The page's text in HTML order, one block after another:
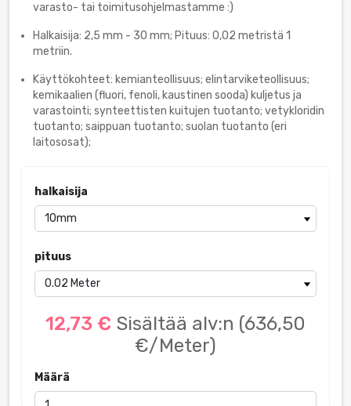
varasto- tai toimitusohjelmastamme :)
Halkaisija: 2,5 mm - 30 mm; Pituus: 0,02 metristä 1
metriin.
Käyttökohteet: kemianteollisuus; elintarviketeollisuus;
kemikaalien (fluori, fenoli, kaustinen sooda) kuljetus ja
varastointi; synteettisten kuitujen tuotanto; vetykloridin
tuotanto; saippuan tuotanto; suolan tuotanto (eri
laitososat);
halkaisija
pituus
12,73 € Sisältää alv:n (636,50
€/Meter)
Määrä